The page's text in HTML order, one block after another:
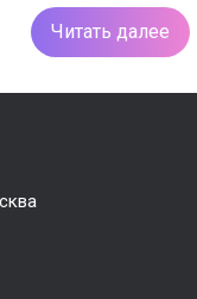
Читать далее